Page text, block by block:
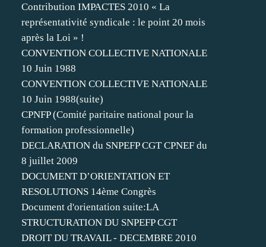
Contribution IMPACTES 2010 « La
représentativité syndicale : le point 20 mois
après la Loi » !
CONVENTION COLLECTIVE NATIONALE
10 Juin 1988
CONVENTION COLLECTIVE NATIONALE
10 Juin 1988(suite)
CPNFP (Comité paritaire national pour la
formation professionnelle)
DECLARATION du SNPEFP CGT CPNEF du
8 juillet 2009
DOCUMENT D’ORIENTATION ET
RESOLUTIONS 14ème Congrès
Document d'orientation suite:LA
STRUCTURATION DU SNPEFP CGT
DROIT DU TRAVAIL - DECEMBRE 2010